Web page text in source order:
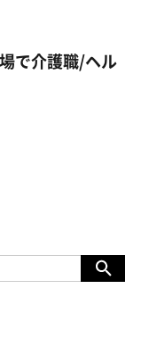
で介護職/ヘル